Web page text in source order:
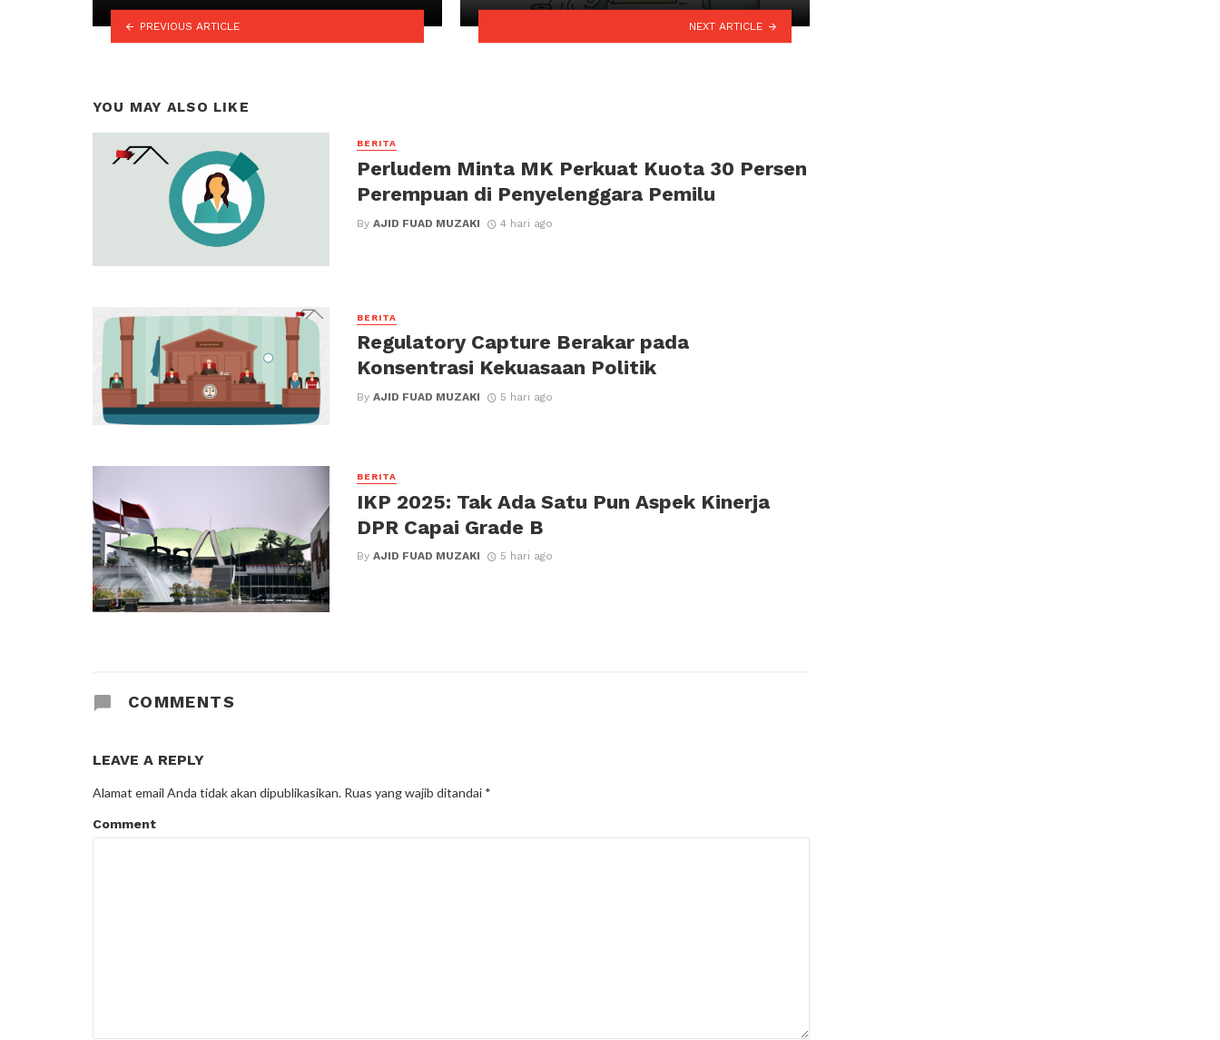
PREVIOUS ARTICLE NEXT ARTICLE
YOU MAY ALSO LIKE
BERITA
Perludem Minta MK Perkuat Kuota 30 Persen
Perempuan di Penyelenggara Pemilu
By AJID FUAD MUZAKI 4 hari ago
BERITA
Regulatory Capture Berakar pada
Konsentrasi Kekuasaan Politik
By AJID FUAD MUZAKI 5 hari ago
BERITA
IKP 2025: Tak Ada Satu Pun Aspek Kinerja
DPR Capai Grade B
By AJID FUAD MUZAKI 5 hari ago
COMMENTS
LEAVE A REPLY
Alamat email Anda tidak akan dipublikasikan. Ruas yang wajib ditandai *
Comment